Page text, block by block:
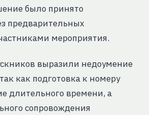
было принято
предварительных
мероприятия.
выразили недоумение
как подготовка к номеру
длительного времени, а
сопровождения